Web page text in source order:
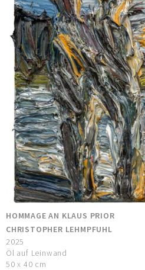
HOMMAGE AN KLAUS PRIOR
CHRISTOPHER LEHMPFUHL
2025
Öl auf Leinwand
50 x 40 cm